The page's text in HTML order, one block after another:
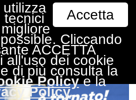
Accetta
tecnici
Cliccando
ACCETTA
all'uso dei cookie
di più consulta la
Policye la
Policy.